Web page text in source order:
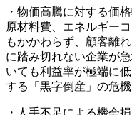
・物価高騰に対する価
原材料費、エネルギー
もかかわらず、顧客離
に踏み切れない企業が
いても利益率が極端に
する「黒字倒産」の危機
・人手不足による機会